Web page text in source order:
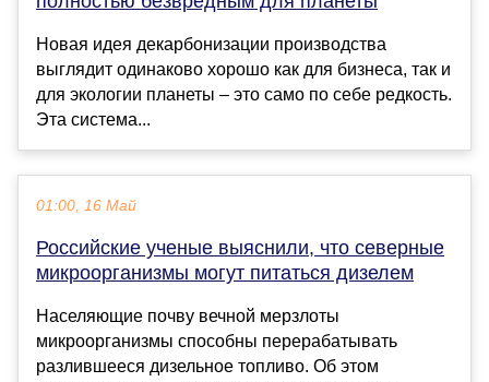
Новая идея декарбонизации производства
выглядит одинаково хорошо как для бизнеса, так и
для экологии планеты – это само по себе редкость.
Эта система...
01:00, 16 Май
Российские ученые выяснили, что северные
микроорганизмы могут питаться дизелем
Населяющие почву вечной мерзлоты
микроорганизмы способны перерабатывать
разлившееся дизельное топливо. Об этом